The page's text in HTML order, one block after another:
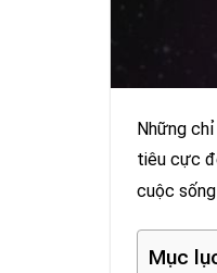
Những
tiêu cực
cuộc
Mục